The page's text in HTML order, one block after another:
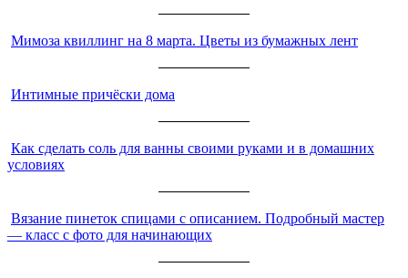
Мимоза квиллинг на 8 марта. Цветы из бумажных лент
Интимные причёски дома
Как сделать соль для ванны своими руками и в домашних
условиях
Вязание пинеток спицами с описанием. Подробный мастер
— класс с фото для начинающих